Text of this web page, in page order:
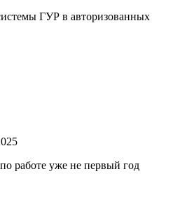
ГУР в авторизованных
работе уже не первый год